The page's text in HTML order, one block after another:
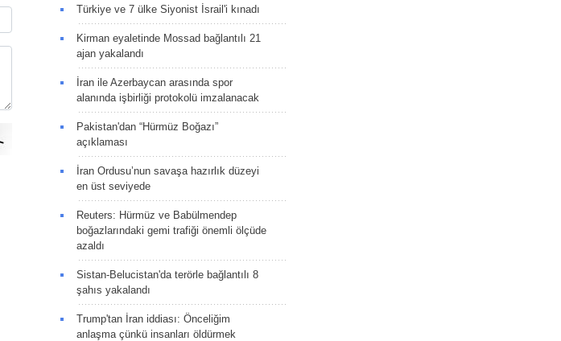
Türkiye ve 7 ülke Siyonist İsrail'i kınadı
Kirman eyaletinde Mossad bağlantılı 21
ajan yakalandı
İran ile Azerbaycan arasında spor
alanında işbirliği protokolü imzalanacak
Pakistan'dan “Hürmüz Boğazı”
açıklaması
İran Ordusu’nun savaşa hazırlık düzeyi
en üst seviyede
Reuters: Hürmüz ve Babülmendep
boğazlarındaki gemi trafiği önemli ölçüde
azaldı
Sistan-Belucistan'da terörle bağlantılı 8
şahıs yakalandı
Trump'tan İran iddiası: Önceliğim
anlaşma çünkü insanları öldürmek